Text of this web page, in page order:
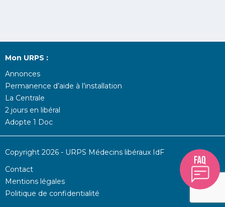
Mon URPS :
Annonces
Permanence d’aide à l’installation
La Centrale
2 jours en libéral
Adopte 1 Doc
Copyright 2026 - URPS Médecins libéraux IdF
Contact
Mentions légales
Politique de confidentialité